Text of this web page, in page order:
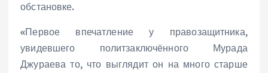
обстановке.
«Первое впечатление у правозащитника,
увидевшего политзаключённого Мурада
Джураева то, что выглядит он на много старше